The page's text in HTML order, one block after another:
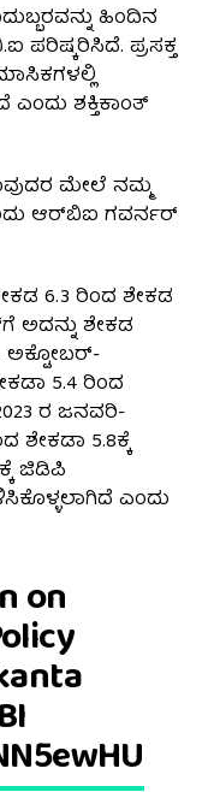
ಹಿಂದಿನ
ಪರಿಷ್ಕರಿಸಿದೆ. ಪ್ರಸಕ್ತ
ಎಂದು ಶಕ್ತಿಕಾಂತ್
ಮೇಲೆ ನಮ್ಮ
ಆರ್‌ಬಿಐ ಗವರ್ನರ್
6.3 ರಿಂದ ಶೇಕಡ
ಅದನ್ನು ಶೇಕಡ
ಅಕ್ಟೋಬರ್-
5.4 ರಿಂದ
ರ ಜನವರಿ-
ಶೇಕಡಾ 5.8ಕ್ಕೆ
ಜಿಡಿಪಿ
ಎಂದು
on